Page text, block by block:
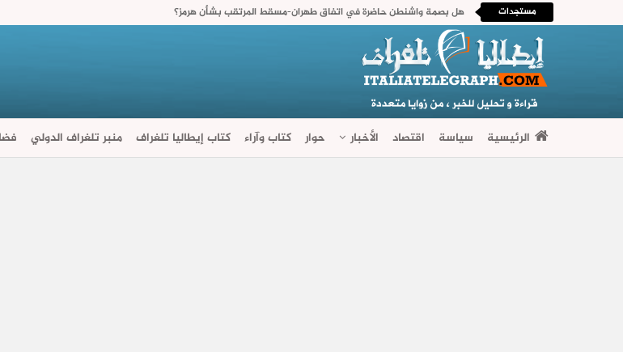
مستجدات هل بصمة واشنطن حاضرة في اتفاق طهران-مسقط المرتقب بشأن هرمز؟
الرئيسية سياسة اقتصاد الأخبار حوار كتاب وآراء كتاب إيطاليا تلغراف منبر تلغراف الدولي